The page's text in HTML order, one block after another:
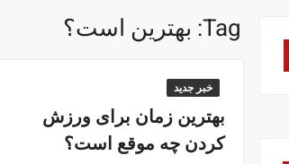
Tag: بهترین است؟
خبر جدید
بهترین زمان برای ورزش
کردن چه موقع است؟